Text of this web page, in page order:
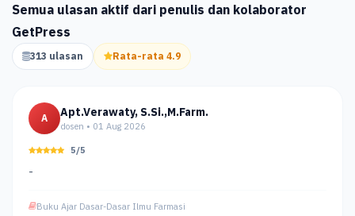
Semua ulasan aktif dari penulis dan kolaborator
GetPress
313 ulasan Rata-rata 4.9
A Apt.Verawaty, S.Si.,M.Farm.
dosen • 01 Aug 2026
5/5
-
Buku Ajar Dasar-Dasar Ilmu Farmasi